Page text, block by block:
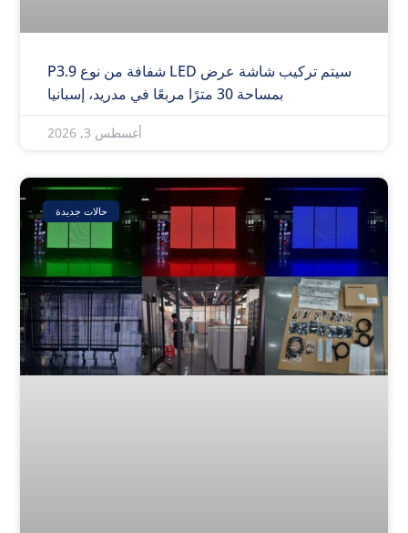
سيتم تركيب شاشة عرض LED شفافة من نوع P3.9
بمساحة 30 مترًا مربعًا في مدريد، إسبانيا
أغسطس 3, 2026
حالات جديدة